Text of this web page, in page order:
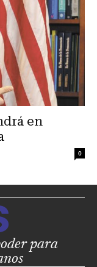
en
0
para